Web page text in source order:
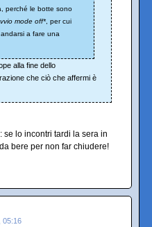
perché le botte sono
mode off* , per cui
a fare una
alla fine dello
che ciò che affermi è
se lo incontri tardi la sera in
bere per non far chiudere!
05:16